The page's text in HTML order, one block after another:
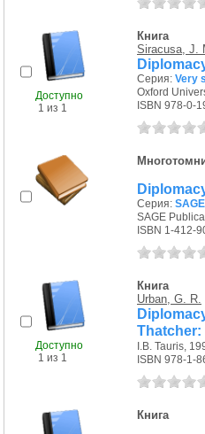
Доступно
1 из 1
Книга
Siracusa, J.
Серия: Very
Oxford
ISBN 978-0-
Серия:
SAGE
ISBN 1-412-
Доступно
1 из 1
Книга
Urban, G. R.
I.B. Tauris,
ISBN 978-1-
Книга